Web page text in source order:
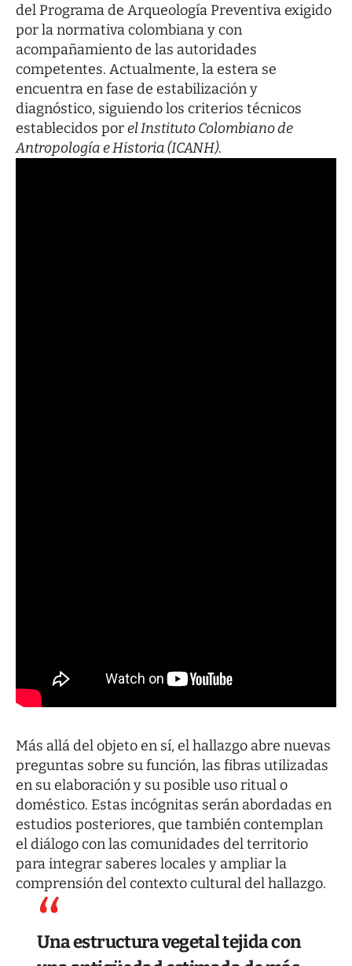
del Programa de Arqueología Preventiva exigido
por la normativa colombiana y con
acompañamiento de las autoridades
competentes. Actualmente, la estera se
encuentra en fase de estabilización y
diagnóstico, siguiendo los criterios técnicos
establecidos porel Instituto Colombiano de
Antropología e Historia (ICANH).
Más allá del objeto en sí, el hallazgo abre nuevas
preguntas sobre su función, las fibras utilizadas
en su elaboración y su posible uso ritual o
doméstico. Estas incógnitas serán abordadas en
estudios posteriores, que también contemplan
el diálogo con las comunidades del territorio
para integrar saberes locales y ampliar la
comprensión del contexto cultural del hallazgo.
Una estructura vegetal tejida con